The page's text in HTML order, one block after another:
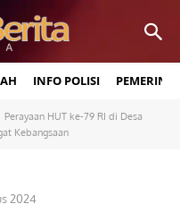
INFO POLISI
Perayaan HUT ke-79 RI di Desa
Kebangsaan
2024